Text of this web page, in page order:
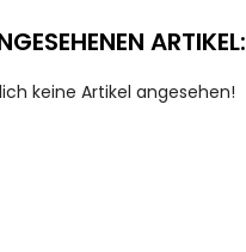
ARTIKEL:
keine Artikel angesehen!